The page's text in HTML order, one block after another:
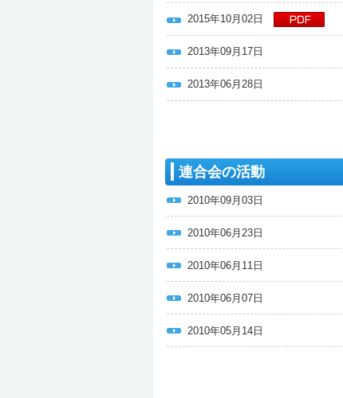
2015年10月02日
2013年09月17日
2013年06月28日
連合会の活動
2010年09月03日
2010年06月23日
2010年06月11日
2010年06月07日
2010年05月14日